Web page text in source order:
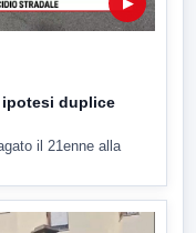
ipotesi duplice
il 21enne alla